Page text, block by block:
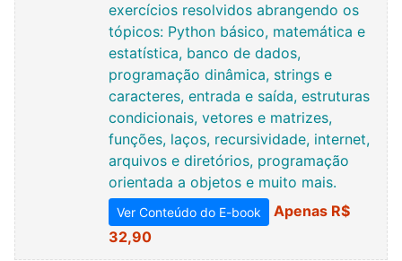
exercícios resolvidos abrangendo os
tópicos: Python básico, matemática e
estatística, banco de dados,
programação dinâmica, strings e
caracteres, entrada e saída, estruturas
condicionais, vetores e matrizes,
funções, laços, recursividade, internet,
arquivos e diretórios, programação
orientada a objetos e muito mais.
Ver Conteúdo do E-book
Apenas R$
32,90